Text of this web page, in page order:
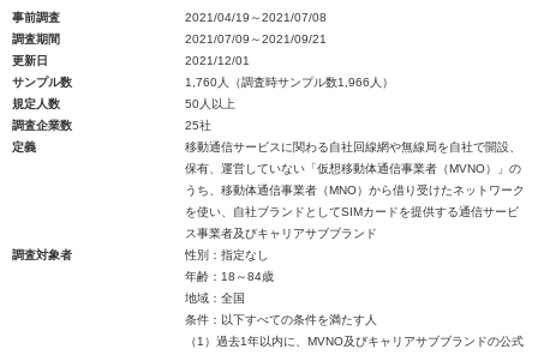
事前調査
2021/04/19～2021/07/08
調査期間
2021/07/09～2021/09/21
更新日
2021/12/01
サンプル数
1,760人（調査時サンプル数1,966人）
規定人数
50人以上
調査企業数
25社
定義
移動通信サービスに関わる自社回線網や無線局を自社で開設、
保有、運営していない「仮想移動体通信事業者（MVNO）」の
うち、移動体通信事業者（MNO）から借り受けたネットワーク
を使い、自社ブランドとしてSIMカードを提供する通信サービ
ス事業者及びキャリアサブブランド
調査対象者
性別：指定なし
年齢：18～84歳
地域：全国
条件：以下すべての条件を満たす人
（1）過去1年以内に、MVNO及びキャリアサブブランドの公式